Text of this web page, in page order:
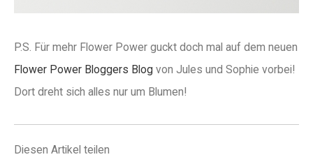
P.S. Für mehr Flower Power guckt doch mal auf dem neuen
Flower Power Bloggers Blog von Jules und Sophie vorbei!
Dort dreht sich alles nur um Blumen!
Diesen Artikel teilen